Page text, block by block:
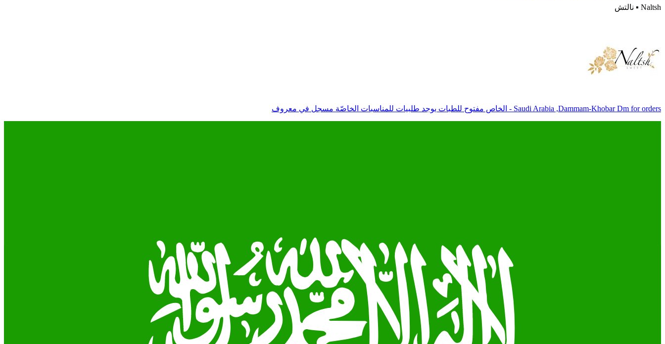
Naltsh ▪️ نالتش
Saudi Arabia ,Dammam-Khobar Dm for orders - الخاص مفتوح للطبات يوجد طلبيات للمناسبات الخاصّة مسجل في معروف